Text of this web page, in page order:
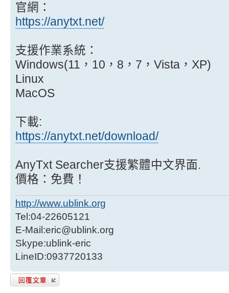
官網：
https://anytxt.net/
支援作業系統：
Windows(11，10，8，7，Vista，XP)
Linux
MacOS
下載:
https://anytxt.net/download/
AnyTxt Searcher支援繁體中文界面.
價格：免費！
http://www.ublink.org
Tel:04-22605121
E-Mail:eric@ublink.org
Skype:ublink-eric
LineID:0937720133
發表回覆